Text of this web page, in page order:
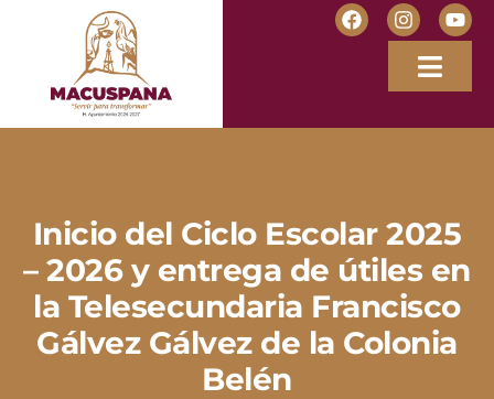
Inicio del Ciclo Escolar 2025
– 2026 y entrega de útiles en
la Telesecundaria Francisco
Gálvez Gálvez de la Colonia
Belén